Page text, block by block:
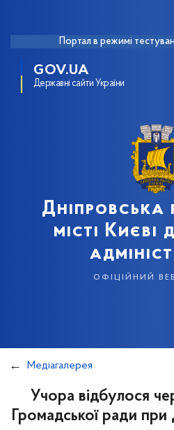
Портал в режимі
GOV.UA
Державні сайти України
Дніпровська
місті Києві
офіційний
Медіагалерея
Учора відбулося
Громадської ради